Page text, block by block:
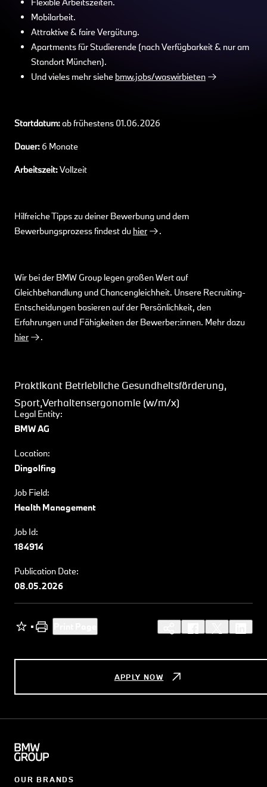
Mobilarbeit.
Attraktive & faire Vergütung.
Apartments für Studierende (nach Verfügbarkeit & nur am
Standort München).
Und vieles mehr siehe bmw.jobs/waswirbieten
Startdatum:ab frühestens 01.06.2026
Dauer: 6 Monate
Arbeitszeit:Vollzeit
Hilfreiche Tipps zu deiner Bewerbung und dem
Bewerbungsprozess findest du hier .
Wir bei der BMW Group legen großen Wert auf
Gleichbehandlung und Chancengleichheit. Unsere Recruiting-
Entscheidungen basieren auf der Persönlichkeit, den
Erfahrungen und Fähigkeiten der Bewerber:innen. Mehr dazu
hier
.
Praktikant Betriebliche Gesundheitsförderung,
Sport,Verhaltensergonomie (w/m/x)
Legal Entity:
BMW AG
Location:
Dingolfing
Job Field:
Health Management
Job Id:
184914
Publication Date:
08.05.2026
APPLY NOW
OUR BRANDS